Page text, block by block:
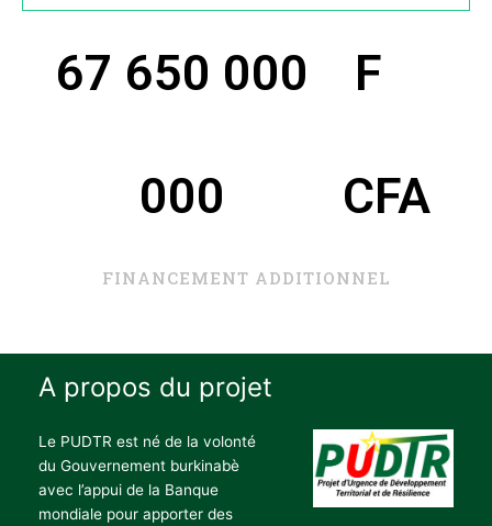
FINANCEMENT ADDITIONNEL
67 650 000
000 CFA
A propos du projet
Le PUDTR est né de la volonté
du Gouvernement burkinabè
avec l’appui de la Banque
mondiale pour apporter des